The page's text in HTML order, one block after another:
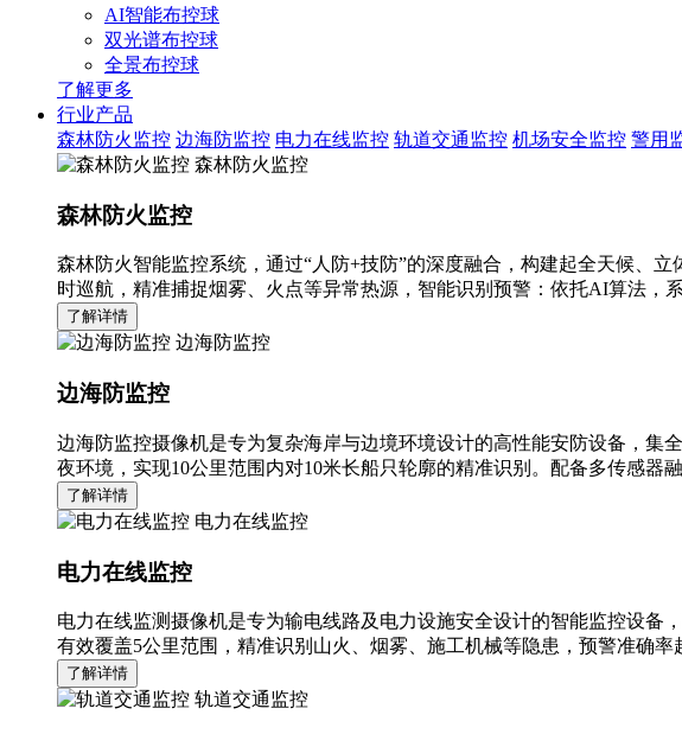
AI智能布控球
双光谱布控球
全景布控球
了解更多
行业产品
森林防火监控 边海防监控 电力在线监控 轨道交通监控 机场安全监控 警用
森林防火监控
森林防火监控
森林防火智能监控系统，通过“人防+技防”的深度融合，构建起全天候、
时巡航，精准捕捉烟雾、火点等异常热源，智能识别预警：依托AI算法
了解详情
边海防监控
边海防监控
边海防监控摄像机是专为复杂海岸与边境环境设计的高性能安防设备，
夜环境，实现10公里范围内对10米长船只轮廓的精准识别。配备多传感
了解详情
电力在线监控
电力在线监控
电力在线监测摄像机是专为输电线路及电力设施安全设计的智能监控设备
有效覆盖5公里范围，精准识别山火、烟雾、施工机械等隐患，预警准确
了解详情
轨道交通监控